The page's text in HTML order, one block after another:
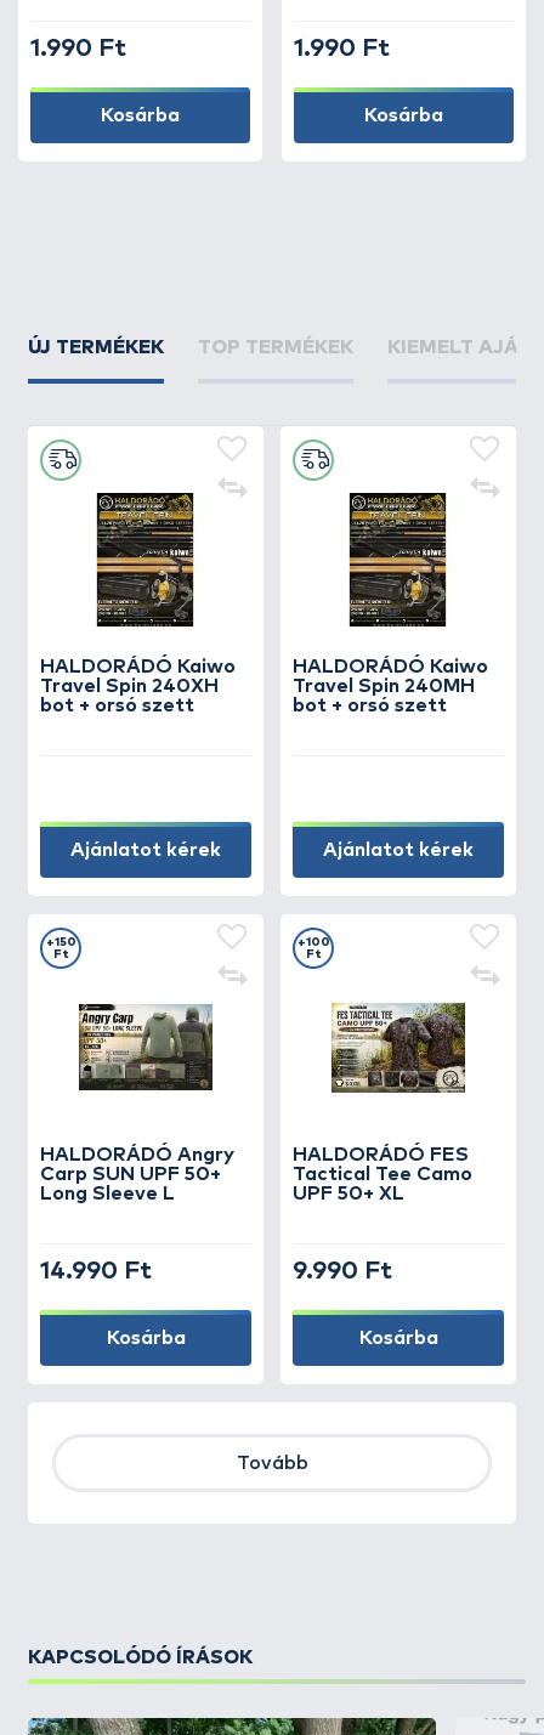
1.990 Ft
Kosárba
1.990 Ft
Kosárba
ÚJ TERMÉKEK TOP TERMÉKEK KIEMELT
HALDORÁDÓ Kaiwo
Travel Spin 240XH
bot + orsó szett
Ajánlatot kérek
HALDORÁDÓ Kaiwo
Travel Spin 240MH
bot + orsó szett
Ajánlatot kérek
HALDORÁDÓ Angry
Carp SUN UPF 50+
Long Sleeve L
+150
Ft
14.990 Ft
Kosárba
HALDORÁDÓ FES
Tactical Tee Camo
UPF 50+ XL
+100
Ft
9.990 Ft
Kosárba
Tovább
KAPCSOLÓDÓ ÍRÁSOK